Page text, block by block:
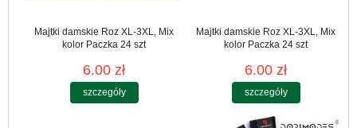
Majtki damskie Roz XL-3XL, Mix
kolor Paczka 24 szt
6.00 zł
szczegóły
Majtki damskie Roz XL-3XL, Mix
kolor Paczka 24 szt
6.00 zł
szczegóły